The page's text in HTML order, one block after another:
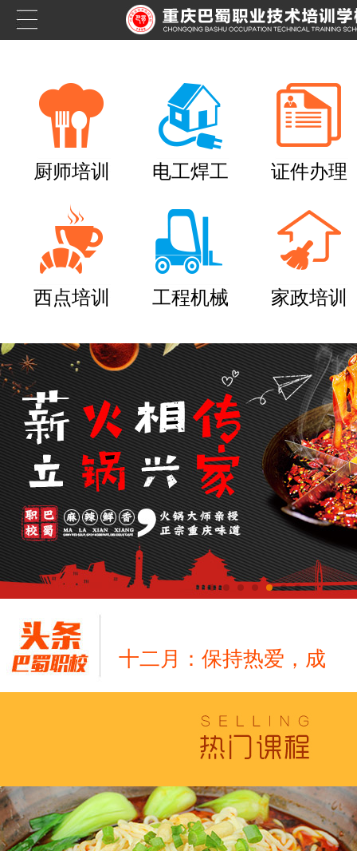
厨师培训 电工焊工 证件办理
西点培训 工程机械 家政培训
十二月：保持热爱，成
跟“emo”说拜拜！
浓浓端午情，欢乐“粽
这个春天，以爱之名，
养老护理员培训——提
跟“emo”说拜拜！
浓浓端午情，欢乐“粽
这个春天，以爱之名，
养老护理员培训——提